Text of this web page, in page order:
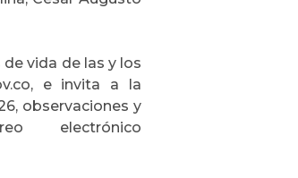
vida de las y los
e invita a la
observaciones y
electrónico